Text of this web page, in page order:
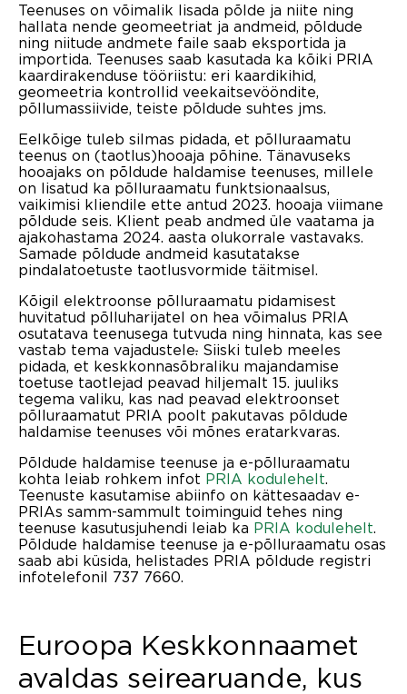
Teenuses on võimalik lisada põlde ja niite ning
hallata nende geomeetriat ja andmeid, põldude
ning niitude andmete faile saab eksportida ja
importida. Teenuses saab kasutada ka kõiki PRIA
kaardirakenduse tööriistu: eri kaardikihid,
geomeetria kontrollid veekaitsevööndite,
põllumassiivide, teiste põldude suhtes jms.
Eelkõige tuleb silmas pidada, et põlluraamatu
teenus on (taotlus)hooaja põhine. Tänavuseks
hooajaks on põldude haldamise teenuses, millele
on lisatud ka põlluraamatu funktsionaalsus,
vaikimisi kliendile ette antud 2023. hooaja viimane
põldude seis. Klient peab andmed üle vaatama ja
ajakohastama 2024. aasta olukorrale vastavaks.
Samade põldude andmeid kasutatakse
pindalatoetuste taotlusvormide täitmisel.
Kõigil elektroonse põlluraamatu pidamisest
huvitatud põlluharijatel on hea võimalus PRIA
osutatava teenusega tutvuda ning hinnata, kas see
vastab tema vajadustele. Siiski tuleb meeles
pidada, et keskkonnasõbraliku majandamise
toetuse taotlejad peavad hiljemalt 15. juuliks
tegema valiku, kas nad peavad elektroonset
põlluraamatut PRIA poolt pakutavas põldude
haldamise teenuses või mõnes eratarkvaras.
Põldude haldamise teenuse ja e-põlluraamatu
kohta leiab rohkem infot PRIA kodulehelt.
Teenuste kasutamise abiinfo on kättesaadav e-
PRIAs samm-sammult toiminguid tehes ning
teenuse kasutusjuhendi leiab ka PRIA kodulehelt.
Põldude haldamise teenuse ja e-põlluraamatu osas
saab abi küsida, helistades PRIA põldude registri
infotelefonil 737 7660.
Euroopa Keskkonnaamet
avaldas seirearuande, kus